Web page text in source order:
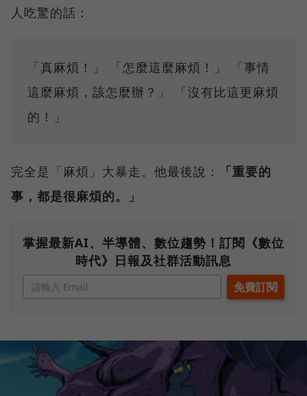
人吃驚的話：
「真麻煩！」 「怎麼這麼麻煩！」 「事情
這麼麻煩，該怎麼辦？」 「沒有比這更麻煩
的！」
完全是「麻煩」大暴走。他最後說：
「重要的
事，都是很麻煩的。」
掌握最新AI、半導體、數位趨勢！訂閱《數位
時代》日報及社群活動訊息